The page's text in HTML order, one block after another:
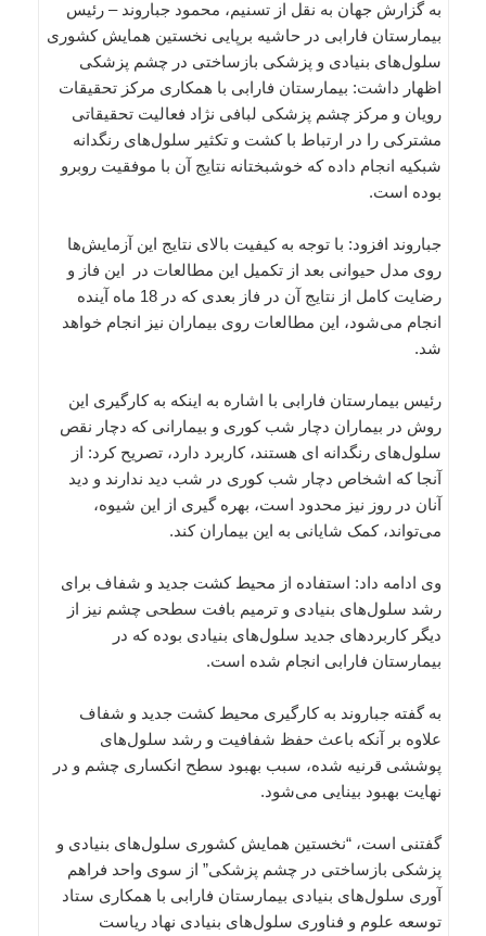
به گزارش جهان به نقل از تسنیم، محمود جباروند – رئیس
بیمارستان فارابی در حاشیه برپایی نخستین همایش کشوری
سلول‌های بنیادی و پزشکی بازساختی در چشم پزشکی
اظهار داشت: بیمارستان فارابی با همکاری مرکز تحقیقات
رویان و مرکز چشم پزشکی لبافی نژاد فعالیت تحقیقاتی
مشترکی را در ارتباط با کشت و تکثیر سلول‌های رنگدانه
شبکیه انجام داده که خوشبختانه نتایج آن با موفقیت روبرو
بوده است.
جباروند افزود: با توجه به کیفیت بالای نتایج این آزمایش‌ها
روی مدل حیوانی بعد از تکمیل این مطالعات در این فاز و
رضایت کامل از نتایج آن در فاز بعدی که در 18 ماه آینده
انجام می‌شود، این مطالعات روی بیماران نیز انجام خواهد
شد.
رئیس بیمارستان فارابی با اشاره به اینکه به کارگیری این
روش در بیماران دچار شب کوری و بیمارانی که دچار نقص
سلول‌های رنگدانه ای هستند، کاربرد دارد، تصریح کرد: از
آنجا که اشخاص دچار شب کوری در شب دید ندارند و دید
آنان در روز نیز محدود است، بهره گیری از این شیوه،
می‌تواند، کمک شایانی به این بیماران کند.
وی ادامه داد: استفاده از محیط کشت جدید و شفاف برای
رشد سلول‌های بنیادی و ترمیم بافت سطحی چشم نیز از
دیگر کاربردهای جدید سلول‌های بنیادی بوده که در
بیمارستان فارابی انجام شده است.
به گفته جباروند به کارگیری محیط کشت جدید و شفاف
علاوه بر آنکه باعث حفظ شفافیت و رشد سلول‌های
پوششی قرنیه شده، سبب بهبود سطح انکساری چشم و در
نهایت بهبود بینایی می‌شود.
گفتنی است، “نخستین همایش کشوری سلول‌های بنیادی و
پزشکی بازساختی در چشم پزشکی” از سوی واحد فراهم
آوری سلول‌های بنیادی بیمارستان فارابی با همکاری ستاد
توسعه علوم و فناوری سلول‌های بنیادی نهاد ریاست